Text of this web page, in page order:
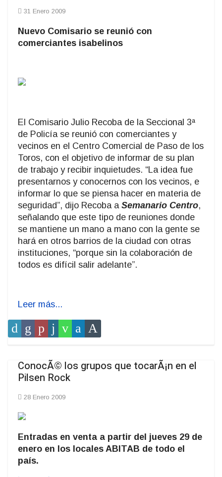
31 Enero 2009
Nuevo Comisario se reunió con
comerciantes isabelinos
El Comisario Julio Recoba de la Seccional 3ª
de Policía se reunió con comerciantes y
vecinos en el Centro Comercial de Paso de los
Toros, con el objetivo de informar de su plan
de trabajo y recibir inquietudes. “La idea fue
presentarnos y conocernos con los vecinos, e
informar lo que se piensa hacer en materia de
seguridad”, dijo Recoba a Semanario Centro,
señalando que este tipo de reuniones donde
se mantiene un mano a mano con la gente se
hará en otros barrios de la ciudad con otras
instituciones, “porque sin la colaboración de
todos es difícil salir adelante”.
Leer más...
ConocÃ© los grupos que tocarÃ¡n en el
Pilsen Rock
28 Enero 2009
Entradas en venta a partir del jueves 29 de
enero en los locales ABITAB de todo el
país.